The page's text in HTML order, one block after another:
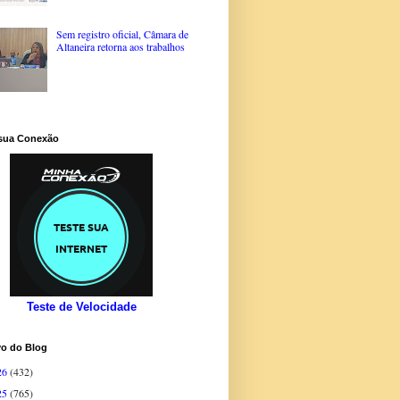
Sem registro oficial, Câmara de
Altaneira retorna aos trabalhos
Conexão
Teste de Velocidade
do Blog
(432)
(765)